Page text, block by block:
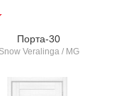
Порта-30
Snow Veralinga / MG